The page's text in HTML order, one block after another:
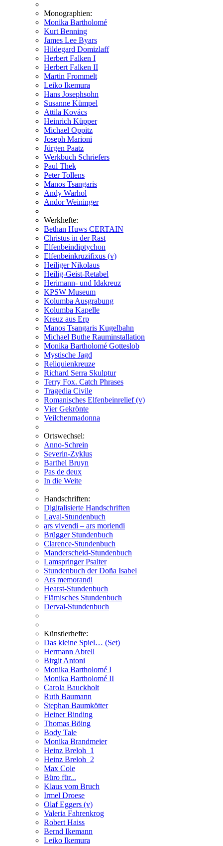
Monographien:
Monika Bartholomé
Kurt Benning
James Lee Byars
Hildegard Domizlaff
Herbert Falken I
Herbert Falken II
Martin Frommelt
Leiko Ikemura
Hans Josephsohn
Susanne Kümpel
Attila Kovács
Heinrich Küpper
Michael Oppitz
Joseph Marioni
Jürgen Paatz
Werkbuch Schriefers
Paul Thek
Peter Tollens
Manos Tsangaris
Andy Warhol
Andor Weininger
Werkhefte:
Bethan Huws CERTAIN
Christus in der Rast
Elfenbeindiptychon
Elfenbeinkruzifixus (v)
Heiliger Nikolaus
Heilig-Geist-Retabel
Herimann- und Idakreuz
KPSW Museum
Kolumba Ausgrabung
Kolumba Kapelle
Kreuz aus Erp
Manos Tsangaris Kugelbahn
Michael Buthe Rauminstallation
Monika Bartholomé Gotteslob
Mystische Jagd
Reliquienkreuze
Richard Serra Skulptur
Terry Fox. Catch Phrases
Tragedia Civile
Romanisches Elfenbeinrelief (v)
Vier Gekrönte
Veilchenmadonna
Ortswechsel:
Anno-Schrein
Severin-Zyklus
Barthel Bruyn
Pas de deux
In die Weite
Handschriften:
Digitalisierte Handschriften
Laval-Stundenbuch
ars vivendi – ars moriendi
Brügger Stundenbuch
Clarence-Stundenbuch
Manderscheid-Stundenbuch
Lamspringer Psalter
Stundenbuch der Doña Isabel
Ars memorandi
Hearst-Stundenbuch
Flämisches Stundenbuch
Derval-Stundenbuch
Künstlerhefte:
Das kleine Spiel… (Set)
Hermann Abrell
Birgit Antoni
Monika Bartholomé I
Monika Bartholomé II
Carola Bauckholt
Ruth Baumann
Stephan Baumkötter
Heiner Binding
Thomas Böing
Body Tale
Monika Brandmeier
Heinz Breloh_1
Heinz Breloh_2
Max Cole
Büro für...
Klaus vom Bruch
Irmel Droese
Olaf Eggers (v)
Valeria Fahrenkrog
Robert Haiss
Bernd Ikemann
Leiko Ikemura